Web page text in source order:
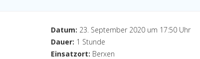
Datum: 23. September 2020 um 17:50 Uhr
Dauer: 1 Stunde
Einsatzort: Berxen